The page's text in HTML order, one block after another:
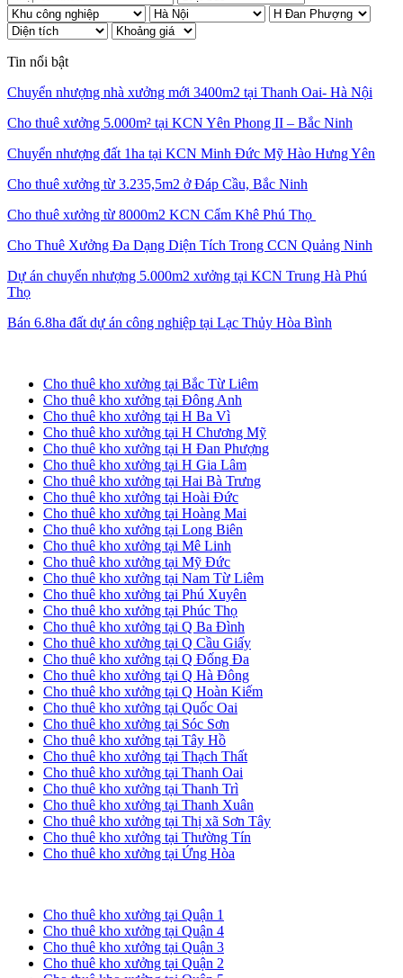
Tin nổi bật
Chuyển nhượng nhà xưởng mới 3400m2 tại Thanh Oai- Hà Nội
Cho thuê xưởng 5.000m² tại KCN Yên Phong II – Bắc Ninh
Chuyển nhượng đất 1ha tại KCN Minh Đức Mỹ Hào Hưng Yên
Cho thuê xưởng từ 3.235,5m2 ở Đáp Cầu, Bắc Ninh
Cho thuê xưởng từ 8000m2 KCN Cẩm Khê Phú Thọ
Cho Thuê Xưởng Đa Dạng Diện Tích Trong CCN Quảng Ninh
Dự án chuyển nhượng 5.000m2 xưởng tại KCN Trung Hà Phú
Thọ
Bán 6.8ha đất dự án công nghiệp tại Lạc Thủy Hòa Bình
Cho thuê kho xưởng tại Bắc Từ Liêm
Cho thuê kho xưởng tại Đông Anh
Cho thuê kho xưởng tại H Ba Vì
Cho thuê kho xưởng tại H Chương Mỹ
Cho thuê kho xưởng tại H Đan Phượng
Cho thuê kho xưởng tại H Gia Lâm
Cho thuê kho xưởng tại Hai Bà Trưng
Cho thuê kho xưởng tại Hoài Đức
Cho thuê kho xưởng tại Hoàng Mai
Cho thuê kho xưởng tại Long Biên
Cho thuê kho xưởng tại Mê Linh
Cho thuê kho xưởng tại Mỹ Đức
Cho thuê kho xưởng tại Nam Từ Liêm
Cho thuê kho xưởng tại Phú Xuyên
Cho thuê kho xưởng tại Phúc Thọ
Cho thuê kho xưởng tại Q Ba Đình
Cho thuê kho xưởng tại Q Cầu Giấy
Cho thuê kho xưởng tại Q Đống Đa
Cho thuê kho xưởng tại Q Hà Đông
Cho thuê kho xưởng tại Q Hoàn Kiếm
Cho thuê kho xưởng tại Quốc Oai
Cho thuê kho xưởng tại Sóc Sơn
Cho thuê kho xưởng tại Tây Hồ
Cho thuê kho xưởng tại Thạch Thất
Cho thuê kho xưởng tại Thanh Oai
Cho thuê kho xưởng tại Thanh Trì
Cho thuê kho xưởng tại Thanh Xuân
Cho thuê kho xưởng tại Thị xã Sơn Tây
Cho thuê kho xưởng tại Thường Tín
Cho thuê kho xưởng tại Ứng Hòa
Cho thuê kho xưởng tại Quận 1
Cho thuê kho xưởng tại Quận 4
Cho thuê kho xưởng tại Quận 3
Cho thuê kho xưởng tại Quận 2